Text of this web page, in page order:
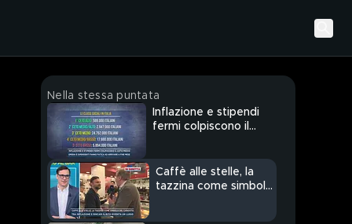
Nella stessa puntata
Inflazione e stipendi
fermi colpiscono il
Caffè alle stelle, la
tazzina come simbolo